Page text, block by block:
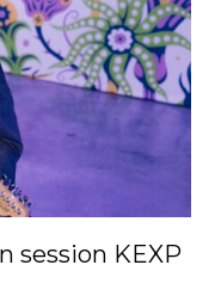
session KEXP